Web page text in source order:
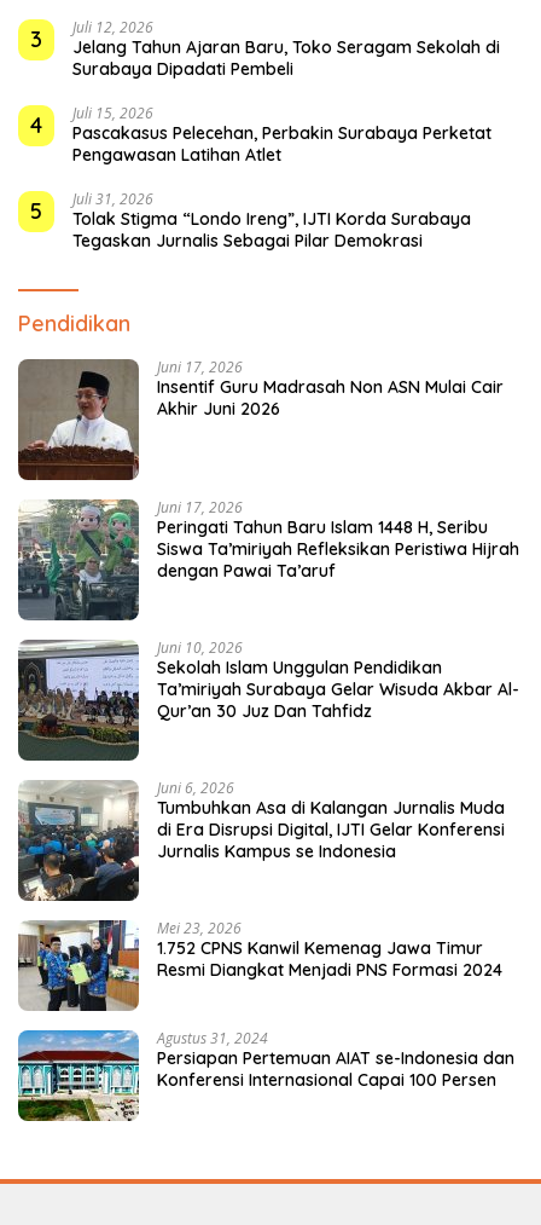
3 Juli 12, 2026
Jelang Tahun Ajaran Baru, Toko Seragam Sekolah di
Surabaya Dipadati Pembeli
4 Juli 15, 2026
Pascakasus Pelecehan, Perbakin Surabaya Perketat
Pengawasan Latihan Atlet
5 Juli 31, 2026
Tolak Stigma “Londo Ireng”, IJTI Korda Surabaya
Tegaskan Jurnalis Sebagai Pilar Demokrasi
Pendidikan
Juni 17, 2026
Insentif Guru Madrasah Non ASN Mulai Cair
Akhir Juni 2026
Juni 17, 2026
Peringati Tahun Baru Islam 1448 H, Seribu
Siswa Ta’miriyah Refleksikan Peristiwa Hijrah
dengan Pawai Ta’aruf
Juni 10, 2026
Sekolah Islam Unggulan Pendidikan
Ta’miriyah Surabaya Gelar Wisuda Akbar Al-
Qur’an 30 Juz Dan Tahfidz
Juni 6, 2026
Tumbuhkan Asa di Kalangan Jurnalis Muda
di Era Disrupsi Digital, IJTI Gelar Konferensi
Jurnalis Kampus se Indonesia
Mei 23, 2026
1.752 CPNS Kanwil Kemenag Jawa Timur
Resmi Diangkat Menjadi PNS Formasi 2024
Agustus 31, 2024
Persiapan Pertemuan AIAT se-Indonesia dan
Konferensi Internasional Capai 100 Persen